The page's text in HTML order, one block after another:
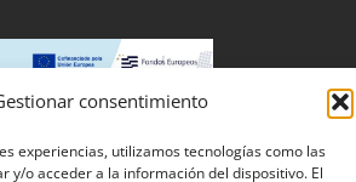
consentimiento
experiencias, utilizamos tecnologías como las
y/o acceder a la información del dispositivo. El